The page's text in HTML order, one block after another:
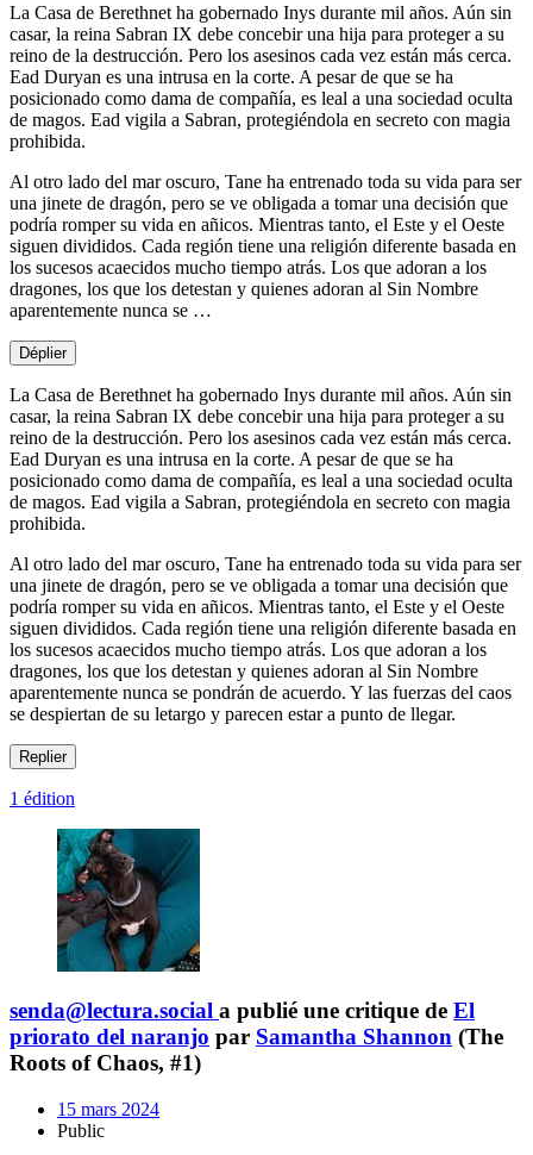
La Casa de Berethnet ha gobernado Inys durante mil años. Aún sin
casar, la reina Sabran IX debe concebir una hija para proteger a su
reino de la destrucción. Pero los asesinos cada vez están más cerca.
Ead Duryan es una intrusa en la corte. A pesar de que se ha
posicionado como dama de compañía, es leal a una sociedad oculta
de magos. Ead vigila a Sabran, protegiéndola en secreto con magia
prohibida.
Al otro lado del mar oscuro, Tane ha entrenado toda su vida para ser
una jinete de dragón, pero se ve obligada a tomar una decisión que
podría romper su vida en añicos. Mientras tanto, el Este y el Oeste
siguen divididos. Cada región tiene una religión diferente basada en
los sucesos acaecidos mucho tiempo atrás. Los que adoran a los
dragones, los que los detestan y quienes adoran al Sin Nombre
aparentemente nunca se …
Déplier
La Casa de Berethnet ha gobernado Inys durante mil años. Aún sin
casar, la reina Sabran IX debe concebir una hija para proteger a su
reino de la destrucción. Pero los asesinos cada vez están más cerca.
Ead Duryan es una intrusa en la corte. A pesar de que se ha
posicionado como dama de compañía, es leal a una sociedad oculta
de magos. Ead vigila a Sabran, protegiéndola en secreto con magia
prohibida.
Al otro lado del mar oscuro, Tane ha entrenado toda su vida para ser
una jinete de dragón, pero se ve obligada a tomar una decisión que
podría romper su vida en añicos. Mientras tanto, el Este y el Oeste
siguen divididos. Cada región tiene una religión diferente basada en
los sucesos acaecidos mucho tiempo atrás. Los que adoran a los
dragones, los que los detestan y quienes adoran al Sin Nombre
aparentemente nunca se pondrán de acuerdo. Y las fuerzas del caos
se despiertan de su letargo y parecen estar a punto de llegar.
Replier
1 édition
senda@lectura.social a publié une critique de El
priorato del naranjo par Samantha Shannon (The
Roots of Chaos, #1)
15 mars 2024
Public